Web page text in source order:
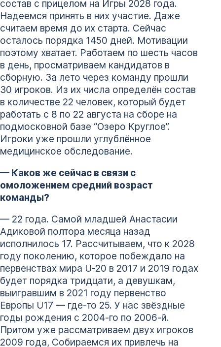
состав с прицелом на Игры 2028 года.
Надеемся принять в них участие. Даже
считаем время до их старта. Сейчас
осталось порядка 1450 дней. Мотивации
поэтому хватает. Работаем по шесть часов
в день, просматриваем кандидатов в
сборную. За лето через команду прошли
30 игроков. Из их числа определён состав
в количестве 22 человек, который будет
работать с 8 по 22 августа на сборе на
подмосковной базе “Озеро Круглое”.
Игроки уже прошли углублённое
медицинское обследование.
— Каков же сейчас в связи с
омоложением средний возраст
команды?
— 22 года. Самой младшей Анастасии
Адиковой полтора месяца назад
исполнилось 17. Рассчитываем, что к 2028
году поколению, которое побеждало на
первенствах мира U-20 в 2017 и 2019 годах
будет порядка тридцати, а девушкам,
выигравшим в 2021 году первенство
Европы U17 — где-то 25. У нас звёздные
годы рождения с 2004-го по 2006-й.
Притом уже рассматриваем двух игроков
2009 года, Собираемся их привлечь на